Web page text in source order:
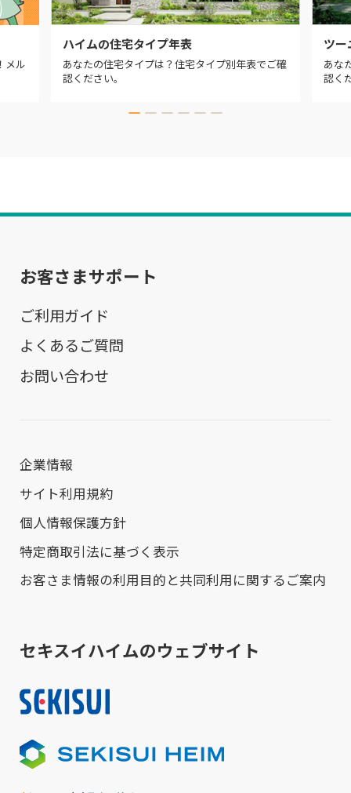
メル
ハイムの住宅タイプ年表
あなたの住宅タイプは？住宅タイプ別年表でご確
認ください。
ツー
あな
認く
お客さまサポート
ご利用ガイド
よくあるご質問
お問い合わせ
企業情報
サイト利用規約
個人情報保護方針
特定商取引法に基づく表示
お客さま情報の利用目的と共同利用に関するご案内
セキスイハイムのウェブサイト